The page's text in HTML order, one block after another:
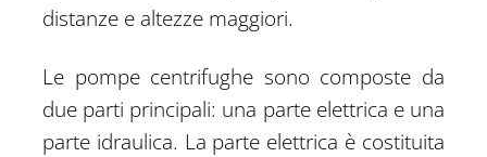
distanze e altezze maggiori.
Le pompe centrifughe sono composte da
due parti principali: una parte elettrica e una
parte idraulica. La parte elettrica è costituita